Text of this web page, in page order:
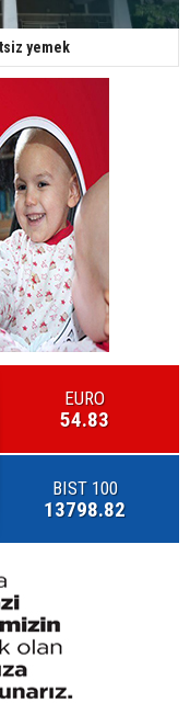
yemek
EURO
54.83
BIST 100
13798.82